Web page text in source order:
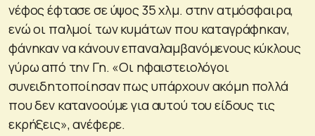
νέφος έφτασε σε ύψος 35 χλμ. στην ατμόσφαιρα,
ενώ οι παλμοί των κυμάτων που καταγράφηκαν,
φάνηκαν να κάνουν επαναλαμβανόμενους κύκλους
γύρω από την Γη. «Οι ηφαιστειολόγοι
συνειδητοποίησαν πως υπάρχουν ακόμη πολλά
που δεν κατανοούμε για αυτού του είδους τις
εκρήξεις», ανέφερε.